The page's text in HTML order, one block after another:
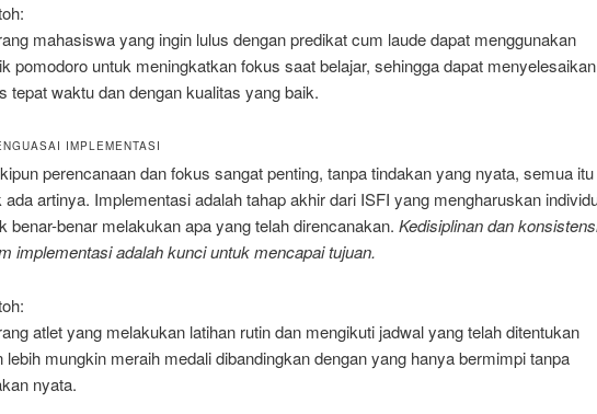
mahasiswa yang ingin lulus dengan predikat cum laude dapat menggunakan
pomodoro untuk meningkatkan fokus saat belajar, sehingga dapat menyelesaikan
tepat waktu dan dengan kualitas yang baik.
IMPLEMENTASI
perencanaan dan fokus sangat penting, tanpa tindakan yang nyata, semua itu
ada artinya. Implementasi adalah tahap akhir dari ISFI yang mengharuskan
benar-benar melakukan apa yang telah direncanakan. Kedisiplinan dan
implementasi adalah kunci untuk mencapai tujuan.
atlet yang melakukan latihan rutin dan mengikuti jadwal yang telah ditentukan
lebih mungkin meraih medali dibandingkan dengan yang hanya bermimpi tanpa
nyata.